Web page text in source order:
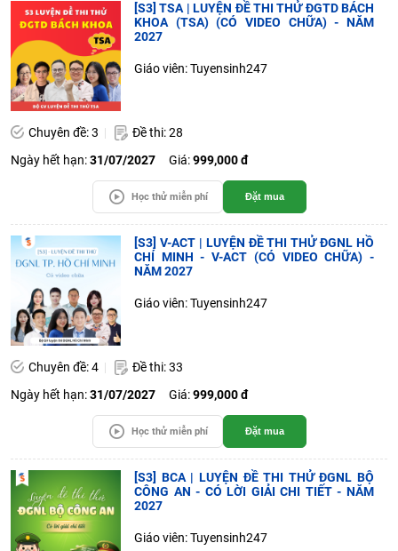
[S3] TSA | LUYỆN ĐỀ THI THỬ ĐGTD BÁCH
KHOA (TSA) (CÓ VIDEO CHỮA) - NĂM
2027
Giáo viên: Tuyensinh247
Chuyên đề: 3
Đề thi: 28
Ngày hết hạn:31/07/2027 Giá:999,000 đ
Học thử miễn phí Đặt mua
[S3] V-ACT | LUYỆN ĐỀ THI THỬ ĐGNL HỒ
CHÍ MINH - V-ACT (CÓ VIDEO CHỮA) -
NĂM 2027
Giáo viên: Tuyensinh247
Chuyên đề: 4
Đề thi: 33
Ngày hết hạn:31/07/2027 Giá:999,000 đ
Học thử miễn phí Đặt mua
[S3] BCA | LUYỆN ĐỀ THI THỬ ĐGNL BỘ
CÔNG AN - CÓ LỜI GIẢI CHI TIẾT - NĂM
2027
Giáo viên: Tuyensinh247